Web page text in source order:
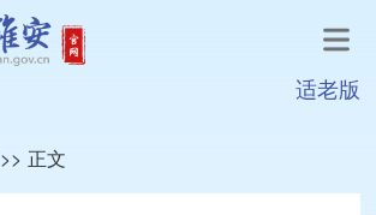
适老版
>> 正文